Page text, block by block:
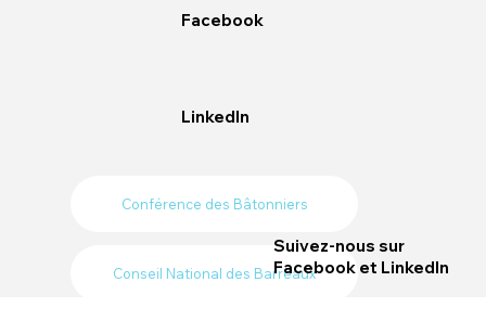
Facebook
LinkedIn
Conférence des Bâtonniers
Conseil National des Barreaux
Suivez-nous sur
Facebooket LinkedIn